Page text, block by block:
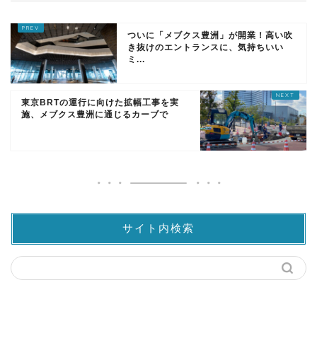
ついに「メブクス豊洲」が開業！高い吹
き抜けのエントランスに、気持ちいい
ミ...
東京BRTの運行に向けた拡幅工事を実
施、メブクス豊洲に通じるカーブで
サイト内検索